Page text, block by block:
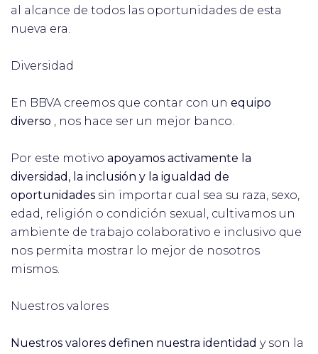
al alcance de todos las oportunidades de esta
nueva era.
Diversidad
En BBVA creemos que contar con un equipo
diverso , nos hace ser un mejor banco.
Por este motivo apoyamos activamente la
diversidad, la inclusión y la igualdad de
oportunidades sin importar cual sea su raza, sexo,
edad, religión o condición sexual, cultivamos un
ambiente de trabajo colaborativo e inclusivo que
nos permita mostrar lo mejor de nosotros
mismos.
Nuestros valores
Nuestros valores definen nuestra identidad y son la